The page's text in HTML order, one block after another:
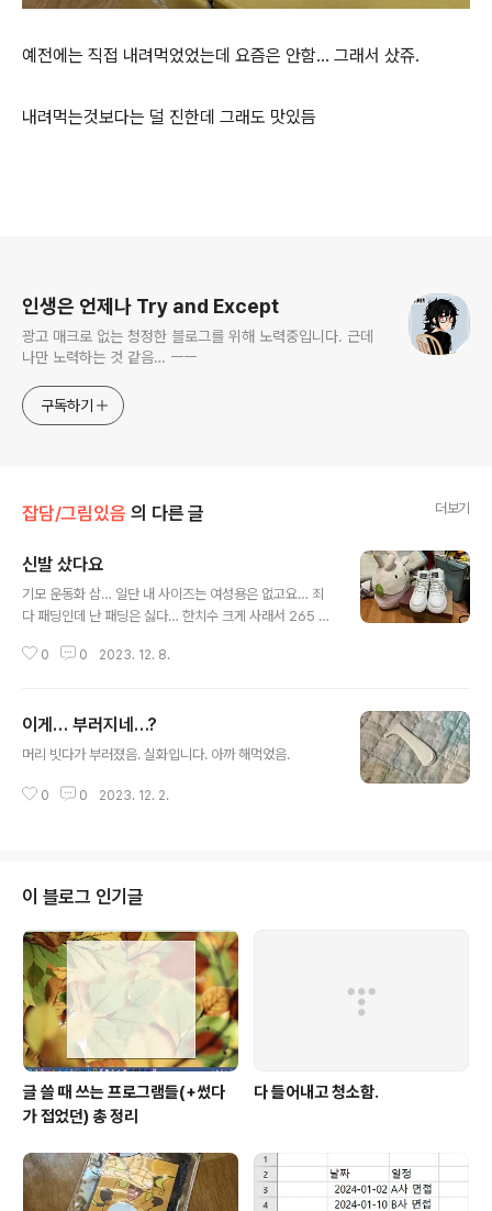
예전에는 직접 내려먹었었는데 요즘은 안함… 그래서 샀쥬.
내려먹는것보다는 덜 진한데 그래도 맛있듬
인생은 언제나 Try and Except
광고 매크로 없는 청정한 블로그를 위해 노력중입니다. 근데
나만 노력하는 것 같음… ㅡㅡ
구독하기
잡담/그림있음 의 다른 글 더보기
신발 샀다요
기모 운동화 삼… 일단 내 사이즈는 여성용은 없고요… 죄
다 패딩인데 난 패딩은 싫다… 한치수 크게 사래서 265 샀
0 0 2023. 12. 8.
이게… 부러지네…?
머리 빗다가 부러졌음. 실화입니다. 아까 해먹었음.
0 0 2023. 12. 2.
이 블로그 인기글
글 쓸 때 쓰는 프로그램들(+썼다
가 접었던) 총 정리
다 들어내고 청소함.